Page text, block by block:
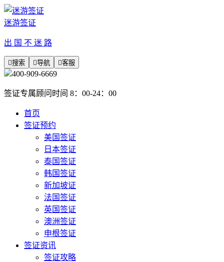
迷游签证
出 国 不 迷 路
搜索 导航 客服
400-909-6669
签证专属顾问时间 8：00-24：00
首页
签证预约
美国签证
日本签证
泰国签证
韩国签证
新加坡证
法国签证
英国签证
澳洲签证
申根签证
签证资讯
签证攻略